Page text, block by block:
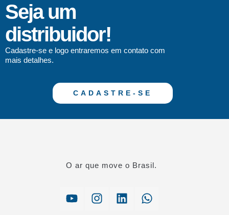
Seja um
distribuidor!
Cadastre-se e logo entraremos em contato com
mais detalhes.
CADASTRE-SE
O ar que move o Brasil.